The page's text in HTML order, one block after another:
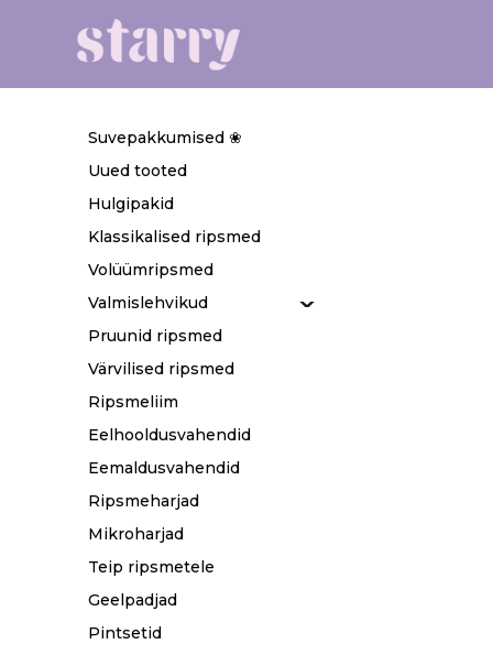
Suvepakkumised ❀
Uued tooted
Hulgipakid
Klassikalised ripsmed
Volüümripsmed
Valmislehvikud
Pruunid ripsmed
Värvilised ripsmed
Ripsmeliim
Eelhooldusvahendid
Eemaldusvahendid
Ripsmeharjad
Mikroharjad
Teip ripsmetele
Geelpadjad
Pintsetid